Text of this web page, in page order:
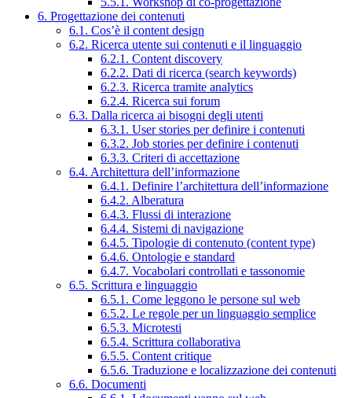
6. Progettazione dei contenuti
6.1. Cos’è il content design
6.2. Ricerca utente sui contenuti e il linguaggio
6.2.1. Content discovery
6.2.2. Dati di ricerca (search keywords)
6.2.3. Ricerca tramite analytics
6.2.4. Ricerca sui forum
6.3. Dalla ricerca ai bisogni degli utenti
6.3.1. User stories per definire i contenuti
6.3.2. Job stories per definire i contenuti
6.3.3. Criteri di accettazione
6.4. Architettura dell’informazione
6.4.1. Definire l’architettura dell’informazione
6.4.2. Alberatura
6.4.3. Flussi di interazione
6.4.4. Sistemi di navigazione
6.4.5. Tipologie di contenuto (content type)
6.4.6. Ontologie e standard
6.4.7. Vocabolari controllati e tassonomie
6.5. Scrittura e linguaggio
6.5.1. Come leggono le persone sul web
6.5.2. Le regole per un linguaggio semplice
6.5.3. Microtesti
6.5.4. Scrittura collaborativa
6.5.5. Content critique
6.5.6. Traduzione e localizzazione dei contenuti
6.6. Documenti